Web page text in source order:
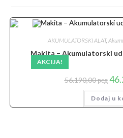
AKCIJA!
AKUMULATORSKI ALAT,
Makita – Akumulatorski
56.190,00рсд
je
bila:
Dodaj u